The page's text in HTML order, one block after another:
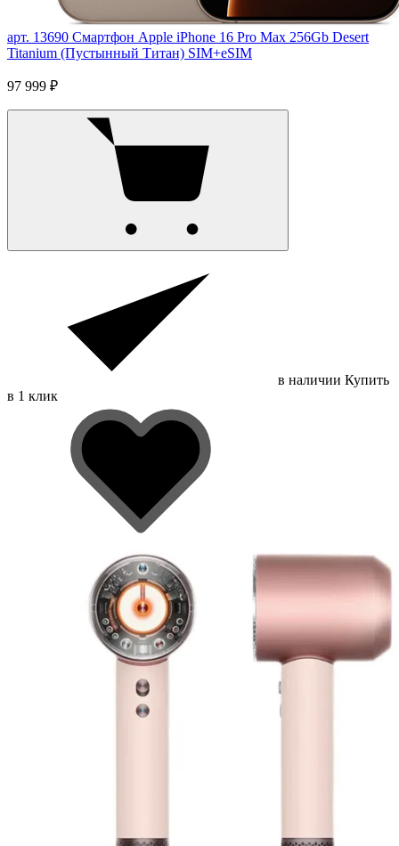
арт. 13690 Смартфон Apple iPhone 16 Pro Max 256Gb Desert
Titanium (Пустынный Титан) SIM+eSIM
97 999 ₽
в наличии Купить
в 1 клик